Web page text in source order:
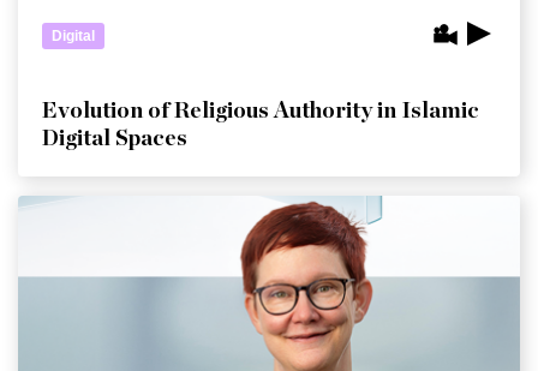
Digital
Evolution of Religious Authority in Islamic
Digital Spaces